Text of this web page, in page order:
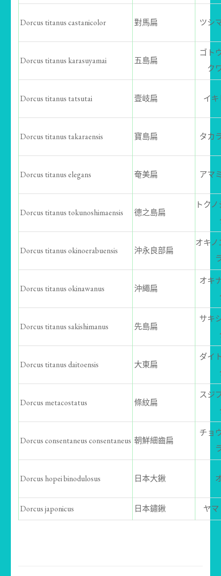
Dorcus titanus castanicolor 對馬扁 ツシ
Dorcus titanus karasuyamai 五島扁
ゴト
ク
Dorcus titanus tatsutai 壹岐扁 イ
Dorcus titanus takaraensis 寶島扁 タカ
Dorcus titanus elegans 奄美扁 アマ
Dorcus titanus tokunoshimaensis 德之島扁
トク
Dorcus titanus okinoerabuensis 沖永良部扁
オキ
Dorcus titanus okinawanus 沖繩扁
オキ
Dorcus titanus sakishimanus 先島扁
サキ
Dorcus titanus daitoensis 大東扁
ダイ
Dorcus metacostatus 條紋扁
スジ
Dorcus consentaneus consentaneus 朝鮮細齒扁
チョ
Dorcus hopei binodulosus 日本大鍬
Dorcus japonicus 日本鏽鍬 ヤ